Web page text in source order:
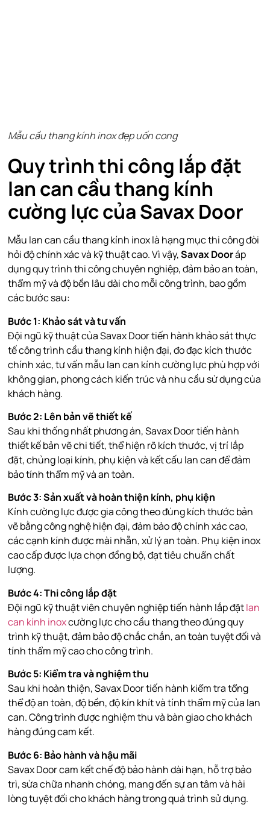
Mẫu cầu thang kính inox đẹp uốn cong
Quy trình thi công lắp đặt
lan can cầu thang kính
cường lực của Savax Door
Mẫu lan can cầu thang kính inox là hạng mục thi công đòi
hỏi độ chính xác và kỹ thuật cao. Vì vậy,Savax Dooráp
dụng quy trình thi công chuyên nghiệp, đảm bảo an toàn,
thẩm mỹ và độ bền lâu dài cho mỗi công trình, bao gồm
các bước sau:
Bước 1: Khảo sát và tư vấn
Đội ngũ kỹ thuật của Savax Door tiến hành khảo sát thực
tế công trình cầu thang kính hiện đại, đo đạc kích thước
chính xác, tư vấn mẫu lan can kính cường lực phù hợp với
không gian, phong cách kiến trúc và nhu cầu sử dụng của
khách hàng.
Bước 2: Lên bản vẽ thiết kế
Sau khi thống nhất phương án, Savax Door tiến hành
thiết kế bản vẽ chi tiết, thể hiện rõ kích thước, vị trí lắp
đặt, chủng loại kính, phụ kiện và kết cấu lan can để đảm
bảo tính thẩm mỹ và an toàn.
Bước 3: Sản xuất và hoàn thiện kính, phụ kiện
Kính cường lực được gia công theo đúng kích thước bản
vẽ bằng công nghệ hiện đại, đảm bảo độ chính xác cao,
các cạnh kính được mài nhẵn, xử lý an toàn. Phụ kiện inox
cao cấp được lựa chọn đồng bộ, đạt tiêu chuẩn chất
lượng.
Bước 4: Thi công lắp đặt
Đội ngũ kỹ thuật viên chuyên nghiệp tiến hành lắp đặtlan
can kính inoxcường lực cho cầu thang theo đúng quy
trình kỹ thuật, đảm bảo độ chắc chắn, an toàn tuyệt đối và
tính thẩm mỹ cao cho công trình.
Bước 5: Kiểm tra và nghiệm thu
Sau khi hoàn thiện, Savax Door tiến hành kiểm tra tổng
thể độ an toàn, độ bền, độ kín khít và tính thẩm mỹ của lan
can. Công trình được nghiệm thu và bàn giao cho khách
hàng đúng cam kết.
Bước 6: Bảo hành và hậu mãi
Savax Door cam kết chế độ bảo hành dài hạn, hỗ trợ bảo
trì, sửa chữa nhanh chóng, mang đến sự an tâm và hài
lòng tuyệt đối cho khách hàng trong quá trình sử dụng.